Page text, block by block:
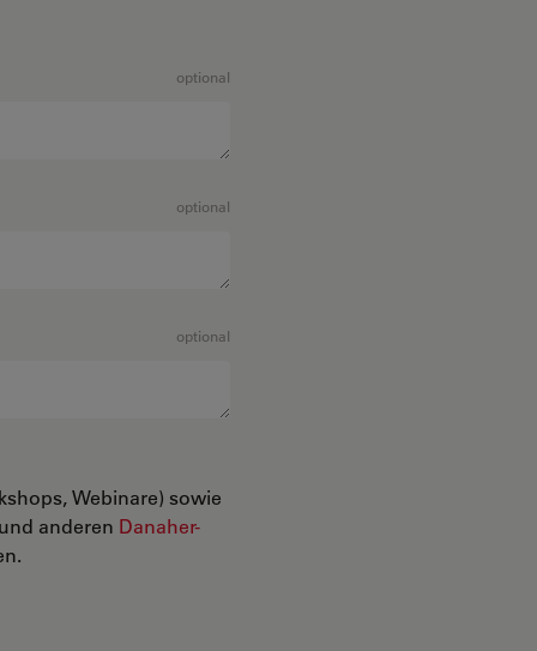
optional
optional
optional
Webinare) sowie
anderen Danaher-